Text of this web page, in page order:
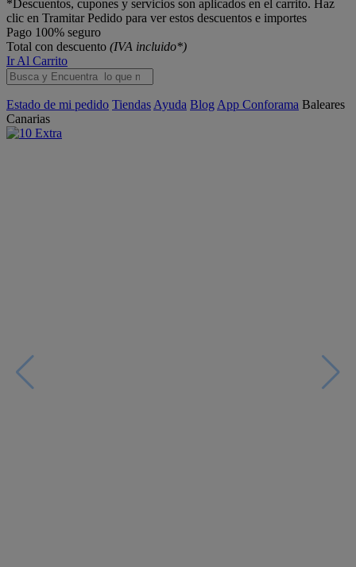
*Descuentos, cupones y servicios son aplicados en el carrito. Haz
clic en Tramitar Pedido para ver estos descuentos e importes
Pago 100% seguro
Total con descuento (IVA incluido*)
Ir Al Carrito
Estado de mi pedido Tiendas Ayuda Blog App Conforama Baleares
Canarias